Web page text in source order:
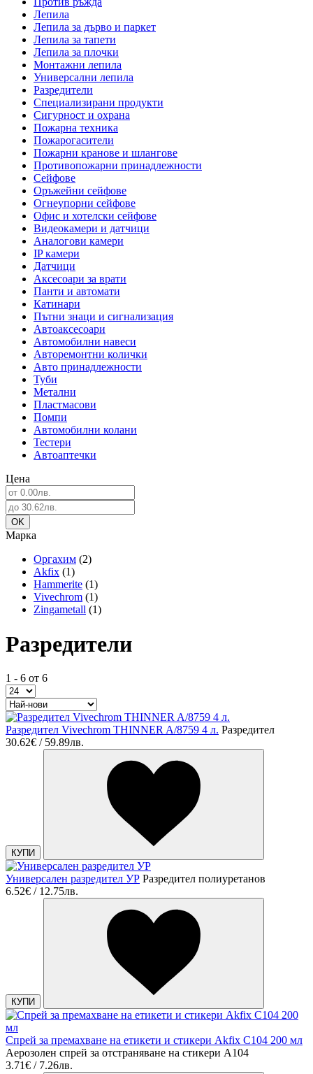
Лепила
Лепила за дърво и паркет
Лепила за тапети
Лепила за плочки
Монтажни лепила
Универсални лепила
Разредители
Специализирани продукти
Сигурност и охрана
Пожарна техника
Пожарогасители
Пожарни кранове и шлангове
Противопожарни принадлежности
Сейфове
Оръжейни сейфове
Огнеупорни сейфове
Офис и хотелски сейфове
Видеокамери и датчици
Аналогови камери
IP камери
Датчици
Аксесоари за врати
Панти и автомати
Катинари
Пътни знаци и сигнализация
Автоаксесоари
Автомобилни навеси
Авторемонтни колички
Авто принадлежности
Туби
Метални
Пластмасови
Помпи
Автомобилни колани
Тестери
Автоаптечки
Цена
Марка
Оргахим (2)
Akfix (1)
Hammerite (1)
Vivechrom (1)
Zingametall (1)
Разредители
1 - 6 от 6
Разредител Vivechrom THINNER A/8759 4 л. Разредител
30.62€ / 59.89лв.
КУПИ
Универсален разредител УР Разредител полиуретанов
6.52€ / 12.75лв.
КУПИ
Спрей за премахване на етикети и стикери Akfix C104 200 мл
Аерозолен спрей за отстраняване на стикери А104
3.71€ / 7.26лв.